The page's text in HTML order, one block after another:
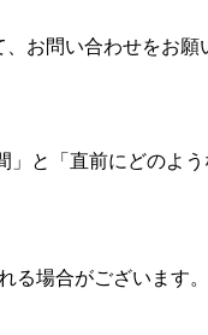
お問い合わせをお願
と「直前にどのよう
る場合がございます。